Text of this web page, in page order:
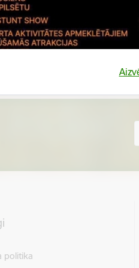
Vai šī
Sniegt
politika